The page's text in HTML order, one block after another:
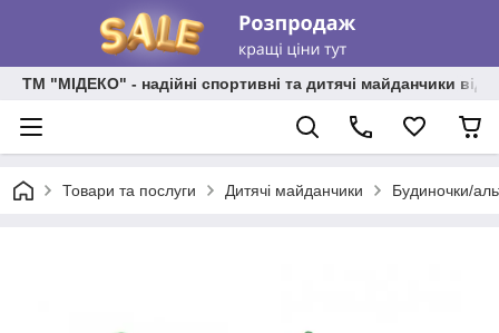
ТМ "МІДЕКО" - надійні спортивні та дитячі майданчики від
Товари та послуги Дитячі майданчики Будиночки/